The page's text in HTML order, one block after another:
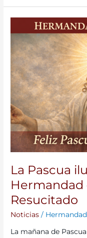
La Pascua
Hermandad
Resucitado
Noticias / Hermandad
La mañana de
Pascua
ilumina
a
Hermandad
con
la
alegría
del
Resucitado